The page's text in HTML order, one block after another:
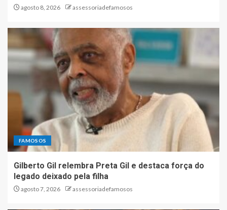
agosto 8, 2026 assessoriadefamosos
FAMOSOS
Gilberto Gil relembra Preta Gil e destaca força do
legado deixado pela filha
agosto 7, 2026 assessoriadefamosos